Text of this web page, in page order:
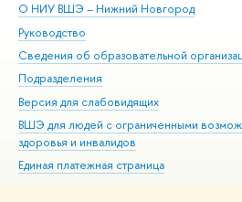
О НИУ ВШЭ – Нижний Новгород
Руководство
Сведения об образовательной
Подразделения
Версия для слабовидящих
ВШЭ для людей с ограниченными
здоровья и инвалидов
Единая платежная страница